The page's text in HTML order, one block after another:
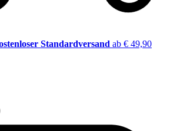
Standardversand ab € 49,90